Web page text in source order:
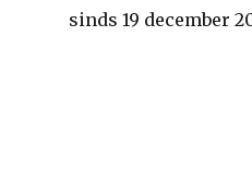
sinds 19 december